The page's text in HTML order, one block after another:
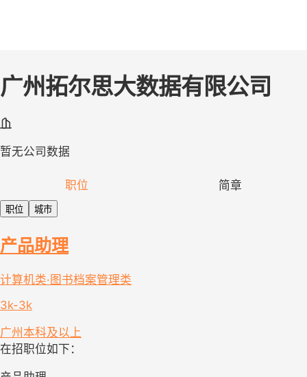
广州拓尔思大数据有限公司
暂无公司数据
职位 简章
职位 城市
产品助理
计算机类·图书档案管理类
3k-3k
广州 本科及以上
在招职位如下：